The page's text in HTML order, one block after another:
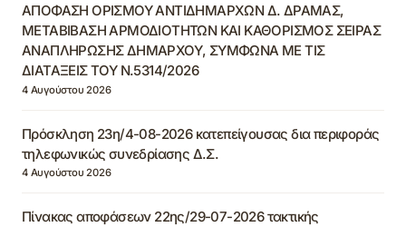
ΑΠΟΦΑΣΗ ΟΡΙΣΜΟΥ ΑΝΤΙΔΗΜΑΡΧΩΝ Δ. ΔΡΑΜΑΣ,
ΜΕΤΑΒΙΒΑΣΗ ΑΡΜΟΔΙΟΤΗΤΩΝ ΚΑΙ ΚΑΘΟΡΙΣΜΟΣ ΣΕΙΡΑΣ
ΑΝΑΠΛΗΡΩΣΗΣ ΔΗΜΑΡΧΟΥ, ΣΥΜΦΩΝΑ ΜΕ ΤΙΣ
ΔΙΑΤΑΞΕΙΣ ΤΟΥ Ν.5314/2026
4 Αυγούστου 2026
Πρόσκληση 23η/4-08-2026 κατεπείγουσας δια περιφοράς
τηλεφωνικώς συνεδρίασης Δ.Σ.
4 Αυγούστου 2026
Πίνακας αποφάσεων 22ης/29-07-2026 τακτικής